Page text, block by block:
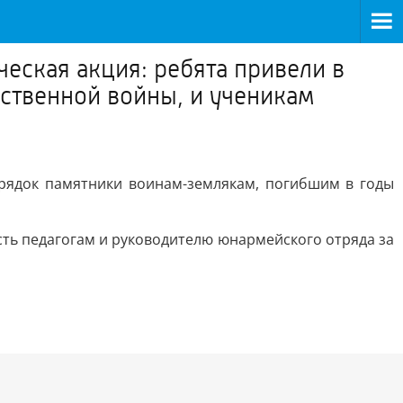
акция: ребята привели в
войны, и ученикам
памятники воинам-землякам, погибшим в годы
педагогам и руководителю юнармейского отряда за